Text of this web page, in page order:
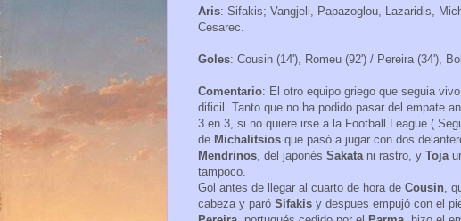
Aris: Sifakis; Vangjeli, Papazoglou, Lazaridis,
Cesarec.
Goles: Cousin (14'), Romeu (92') / Pereira (34'),
Comentario: El otro equipo griego que seguia
dificil. Tanto que no ha podido pasar del empate
3 en 3, si no quiere irse a la Football League (
de Michalitsios que pasó a jugar con dos
Mendrinos , del japonés Sakata ni rastro, y Toja
tampoco.
Gol antes de llegar al cuarto de hora de Cousin ,
cabeza y paró Sifakis y despues empujó con el